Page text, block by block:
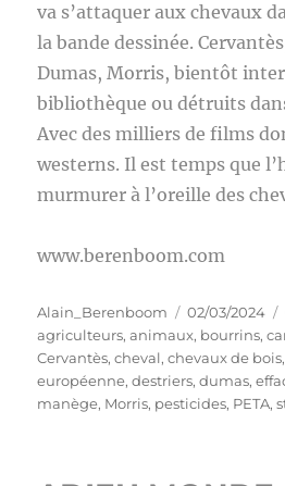
va s’attaquer aux chevaux
la bande dessinée.
Dumas, Morris, bientôt
bibliothèque ou détruits
Avec des milliers de films
westerns. Il est temps que
murmurer à l’oreille des
www.berenboom.com
Auteur
Alain_Berenboom
Publié
le
02/03/2024
agriculteurs,animaux, bourrins,
Cervantès,cheval,chevaux de bois
européenne,destriers,dumas,
manège, Morris, pesticides, PETA,